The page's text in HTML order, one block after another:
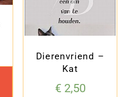
Dierenvriend –
Kat
€2,50